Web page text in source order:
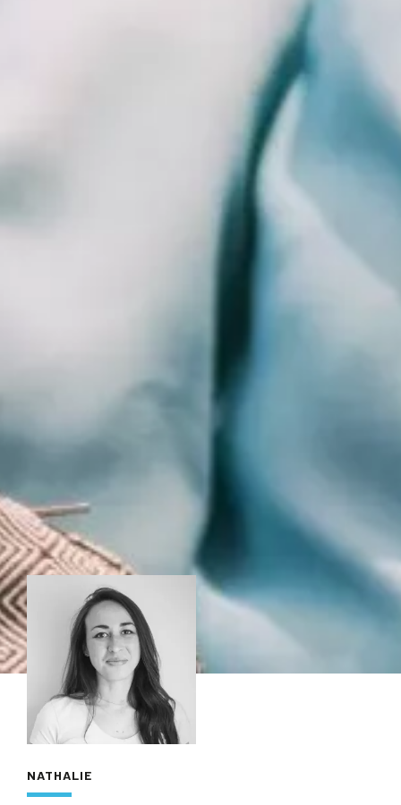
NATHALIE